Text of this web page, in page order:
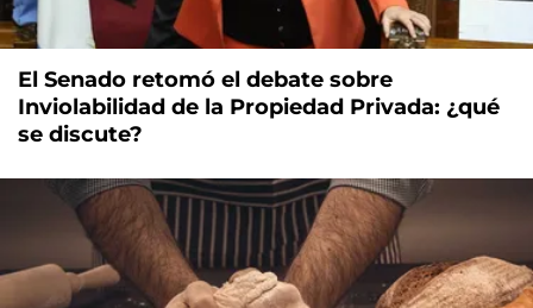
El Senado retomó el debate sobre
Inviolabilidad de la Propiedad Privada: ¿qué
se discute?